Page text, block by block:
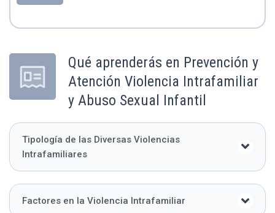
Qué aprenderás en Prevención y
Atención Violencia Intrafamiliar
y Abuso Sexual Infantil
Tipología de las Diversas Violencias
Intrafamiliares
Factores en la Violencia Intrafamiliar